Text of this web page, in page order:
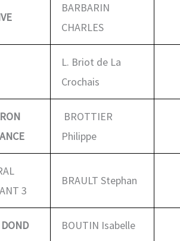
BARBARIN
CHARLES
L. Briot de La
Crochais
BROTTIER
Philippe
3
BRAULT Stephan
BOUTIN Isabelle